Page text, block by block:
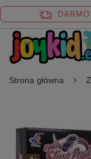
Strona główna